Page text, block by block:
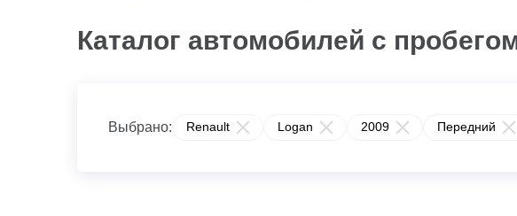
Каталог автомобилей с
Выбрано: Renault Logan 2009 Передний